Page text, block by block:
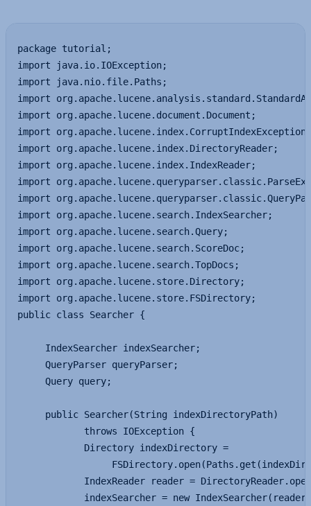
package tutorial;
import java.io.IOException;
import java.nio.file.Paths;
import
import org.apache.lucene.document.Document;
import org.apache.lucene.index.CorruptIndexException;
import org.apache.lucene.index.DirectoryReader;
import org.apache.lucene.index.IndexReader;
import
import
import org.apache.lucene.search.IndexSearcher;
import org.apache.lucene.search.Query;
import org.apache.lucene.search.ScoreDoc;
import org.apache.lucene.search.TopDocs;
import org.apache.lucene.store.Directory;
import org.apache.lucene.store.FSDirectory;
public class Searcher {
     IndexSearcher indexSearcher;
     QueryParser queryParser;
     Query query;
     public Searcher(String indexDirectoryPath)
            throws IOException {
            Directory indexDirectory =
IndexReader reader =
indexSearcher = new